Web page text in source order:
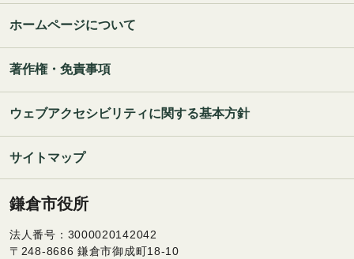
ホームページについて
著作権・免責事項
ウェブアクセシビリティに関する基本方針
サイトマップ
鎌倉市役所
法人番号：3000020142042
〒248-8686 鎌倉市御成町18-10